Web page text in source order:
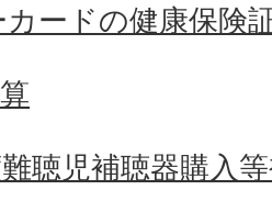
ードの健康保険
聴児補聴器購入